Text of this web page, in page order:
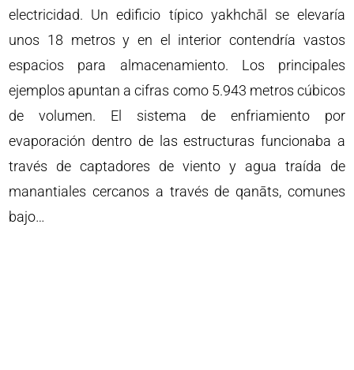
electricidad. Un edificio típico yakhchāl se elevaría
unos 18 metros y en el interior contendría vastos
espacios para almacenamiento. Los principales
ejemplos apuntan a cifras como 5.943 metros cúbicos
de volumen. El sistema de enfriamiento por
evaporación dentro de las estructuras funcionaba a
través de captadores de viento y agua traída de
manantiales cercanos a través de qanāts, comunes
bajo…